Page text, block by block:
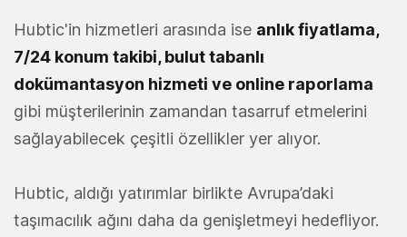
Hubtic'in hizmetleri arasında ise anlık fiyatlama,
7/24 konum takibi, bulut tabanlı
dokümantasyon hizmeti ve online raporlama
gibi müşterilerinin zamandan tasarruf etmelerini
sağlayabilecek çeşitli özellikler yer alıyor.
Hubtic, aldığı yatırımlar birlikte Avrupa’daki
taşımacılık ağını daha da genişletmeyi hedefliyor.